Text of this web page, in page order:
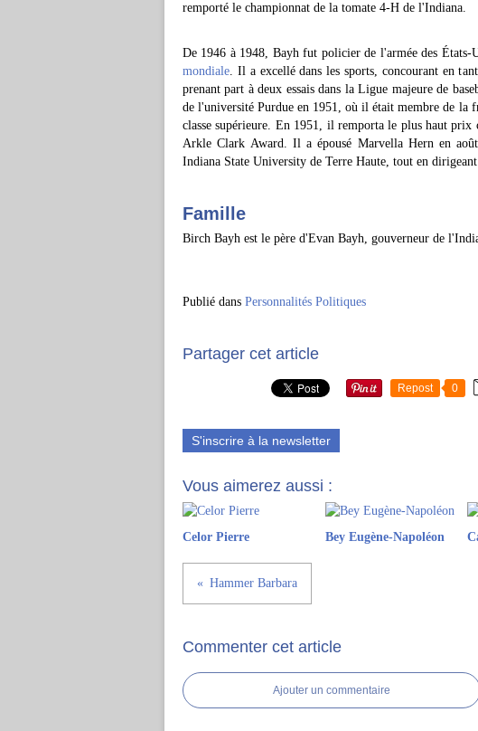
remporté le championnat de la tomate 4-H de l'Indiana.
De 1946 à 1948, Bayh fut policier de l'armée des États-
mondiale. Il a excellé dans les sports, concourant en
prenant part à deux essais dans la Ligue majeure de
de l'université Purdue en 1951, où il était membre de la
classe supérieure. En 1951, il remporta le plus haut
Arkle Clark Award. Il a épousé Marvella Hern en
Indiana State University de Terre Haute, tout en
Famille
Birch Bayh est le père d'Evan Bayh, gouverneur de
Publié dans Personnalités Politiques
Partager cet article
Repost 0
S'inscrire à la newsletter
Vous aimerez aussi :
Celor Pierre Bey Eugène-Napoléon
Hammer Barbara
Commenter cet article
Ajouter un commentaire